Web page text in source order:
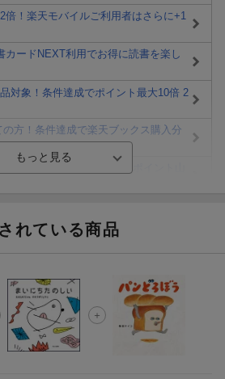
倍！楽天モバイルご利用者はさらに+1
カードNEXT利用でお得に読書を楽し
対象！条件達成でポイント最大10倍 2
の方！条件達成で楽天ブックス購入分
以上購入で無料データSIM（3GB/月プ
ンペーンの拡散で300円OFFクーポン
れている商品